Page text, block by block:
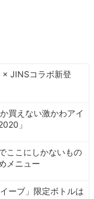
× JINSコラボ新登
買えない激かわアイ
」
ここにしかないもの
メニュー
ーブ」限定ボトルは